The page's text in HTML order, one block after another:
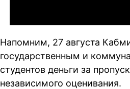
Напомним, 27 августа
государственным и
студентов деньги за
независимого оценивания.